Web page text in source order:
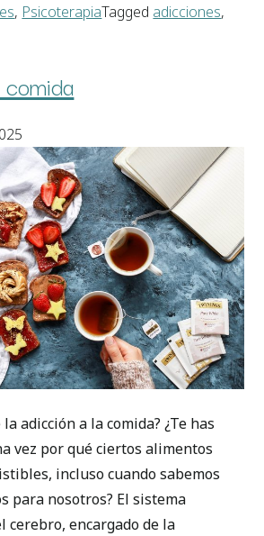
, PsicoterapiaTagged adicciones,
adicción a la comida? ¿Te has
vez por qué ciertos alimentos
incluso cuando sabemos
para nosotros? El sistema
cerebro, encargado de la